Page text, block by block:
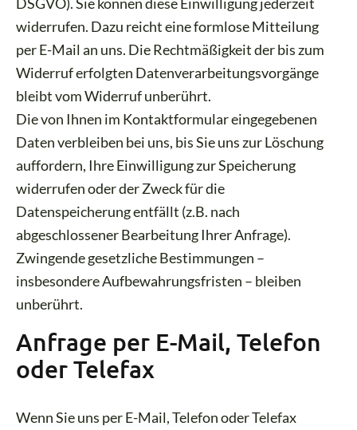
widerrufen. Dazu reicht eine formlose Mitteilung
per E-Mail an uns. Die Rechtmäßigkeit der bis zum
Widerruf erfolgten Datenverarbeitungsvorgänge
bleibt vom Widerruf unberührt.
Die von Ihnen im Kontaktformular eingegebenen
Daten verbleiben bei uns, bis Sie uns zur Löschung
auffordern, Ihre Einwilligung zur Speicherung
widerrufen oder der Zweck für die
Datenspeicherung entfällt (z.B. nach
abgeschlossener Bearbeitung Ihrer Anfrage).
Zwingende gesetzliche Bestimmungen –
insbesondere Aufbewahrungsfristen – bleiben
unberührt.
Anfrage per E-Mail, Telefon
oder Telefax
Wenn Sie uns per E-Mail, Telefon oder Telefax